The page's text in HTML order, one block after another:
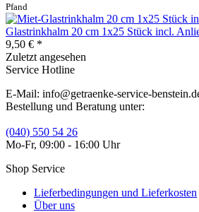
Pfand
Glastrinkhalm 20 cm 1x25 Stück incl.
9,50 € *
Zuletzt angesehen
Service Hotline
E-Mail: info@getraenke-service-
Bestellung und Beratung unter:
(040) 550 54 26
Mo-Fr, 09:00 - 16:00 Uhr
Shop Service
Lieferbedingungen und Lieferkosten
Über uns